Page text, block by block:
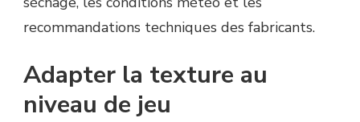
recommandations techniques des fabricants.
Adapter la texture au
niveau de jeu